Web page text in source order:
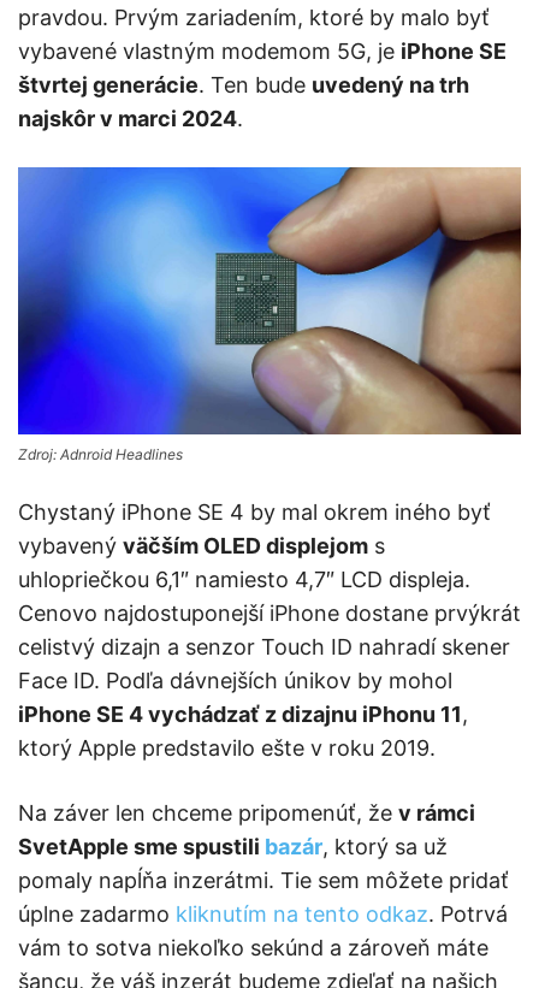
pravdou. Prvým zariadením, ktoré by malo byť
vybavené vlastným modemom 5G, je iPhone SE
štvrtej generácie. Ten bude uvedený na trh
najskôr v marci 2024.
Zdroj: Adnroid Headlines
Chystaný iPhone SE 4 by mal okrem iného byť
vybavený väčším OLED displejom s
uhlopriečkou 6,1″ namiesto 4,7″ LCD displeja.
Cenovo najdostuponejší iPhone dostane prvýkrát
celistvý dizajn a senzor Touch ID nahradí skener
Face ID. Podľa dávnejších únikov by mohol
iPhone SE 4 vychádzať z dizajnu iPhonu 11,
ktorý Apple predstavilo ešte v roku 2019.
Na záver len chceme pripomenúť, že v rámci
SvetApple sme spustili bazár, ktorý sa už
pomaly napĺňa inzerátmi. Tie sem môžete pridať
úplne zadarmo kliknutím na tento odkaz. Potrvá
vám to sotva niekoľko sekúnd a zároveň máte
šancu, že váš inzerát budeme zdieľať na našich